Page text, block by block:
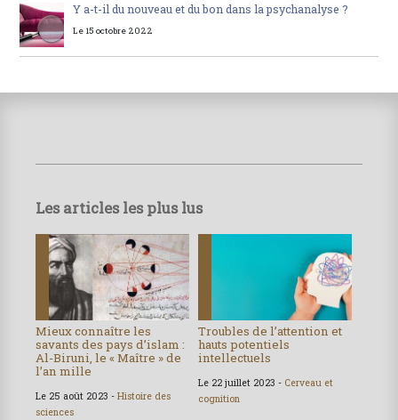
Y a-t-il du nouveau et du bon dans la psychanalyse ?
Le 15 octobre 2022
Les articles les plus lus
Mieux connaître les
savants des pays d’islam :
Al-Biruni, le « Maître » de
l’an mille
Le 25 août 2023 - Histoire des
sciences
Troubles de l’attention et
hauts potentiels
intellectuels
Le 22 juillet 2023 - Cerveau et
cognition